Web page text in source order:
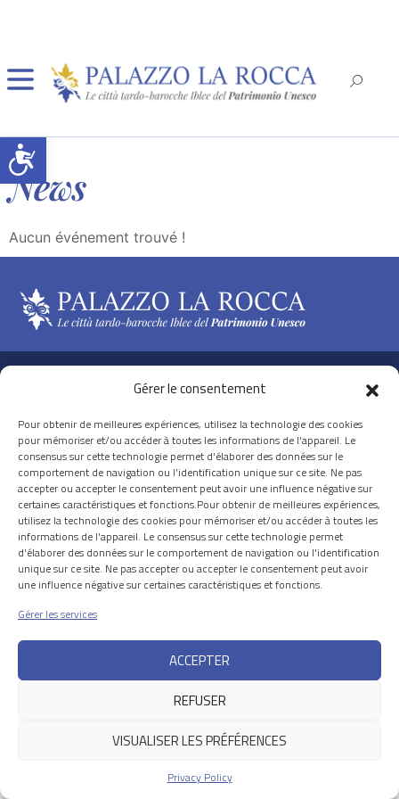
Ouvrir la barre d’outils
Gérer le consentement
Pour obtenir de meilleures expériences, utilisez la technologie des cookies
pour mémoriser et/ou accéder à toutes les informations de l'appareil. Le
consensus sur cette technologie permet d'élaborer des données sur le
comportement de navigation ou l'identification unique sur ce site. Ne pas
accepter ou accepter le consentement peut avoir une influence négative sur
certaines caractéristiques et fonctions.Pour obtenir de meilleures expériences,
utilisez la technologie des cookies pour mémoriser et/ou accéder à toutes les
informations de l'appareil. Le consensus sur cette technologie permet
d'élaborer des données sur le comportement de navigation ou l'identification
unique sur ce site. Ne pas accepter ou accepter le consentement peut avoir
une influence négative sur certaines caractéristiques et fonctions.
Gérer les services
ACCEPTER
REFUSER
VISUALISER LES PRÉFÉRENCES
Privacy Policy
News
Aucun événement trouvé !
Le baroque hybléen dans la vallée de Noto
Découvrez les Villes
News
Informations utiles et crédits
© 2026 PALAZZO LA ROCCA